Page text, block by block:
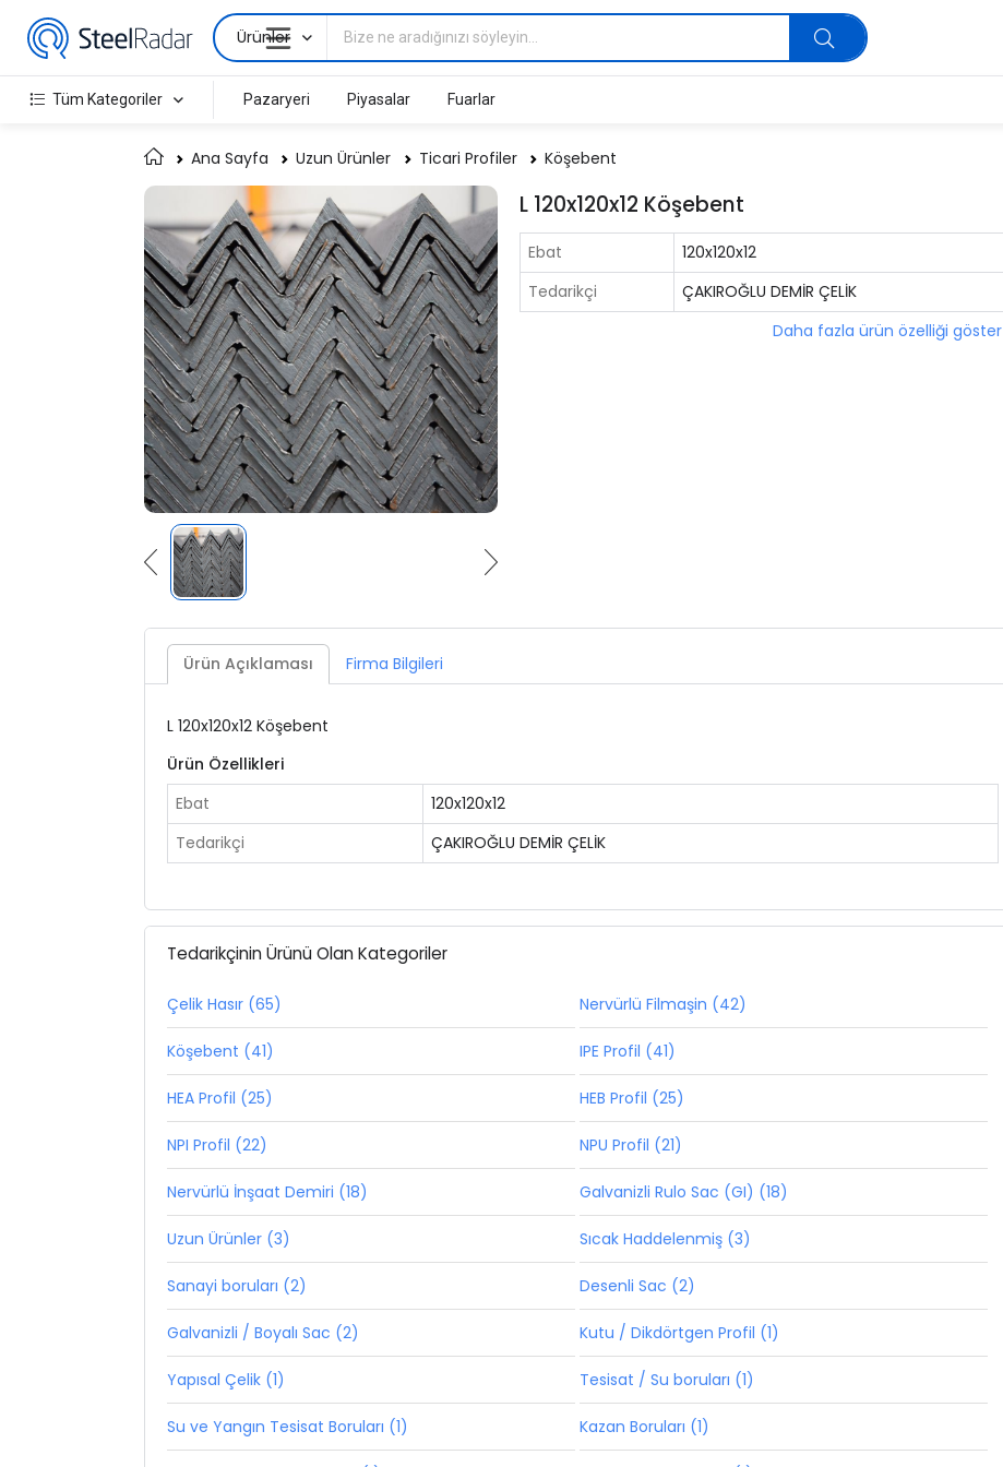
Ürünler
Tüm Kategoriler Pazaryeri Piyasalar Fuarlar
Ana Sayfa Uzun Ürünler Ticari Profiler Köşebent
L 120x120x12 Köşebent
Ebat
120x120x12
Tedarikçi
ÇAKIROĞLU DEMİR ÇELİK
Daha fazla ürün özelliği göster
Ürün Açıklaması Firma Bilgileri
L 120x120x12 Köşebent
Ürün Özellikleri
Ebat
120x120x12
Tedarikçi
ÇAKIROĞLU DEMİR ÇELİK
Tedarikçinin Ürünü Olan Kategoriler
Çelik Hasır (65) Nervürlü Filmaşin (42)
Köşebent (41) IPE Profil (41)
HEA Profil (25) HEB Profil (25)
NPI Profil (22) NPU Profil (21)
Nervürlü İnşaat Demiri (18) Galvanizli Rulo Sac (GI) (18)
Uzun Ürünler (3) Sıcak Haddelenmiş (3)
Sanayi boruları (2) Desenli Sac (2)
Galvanizli / Boyalı Sac (2) Kutu / Dikdörtgen Profil (1)
Yapısal Çelik (1) Tesisat / Su boruları (1)
Su ve Yangın Tesisat Boruları (1) Kazan Boruları (1)